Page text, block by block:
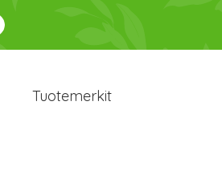
Tuotemerkit